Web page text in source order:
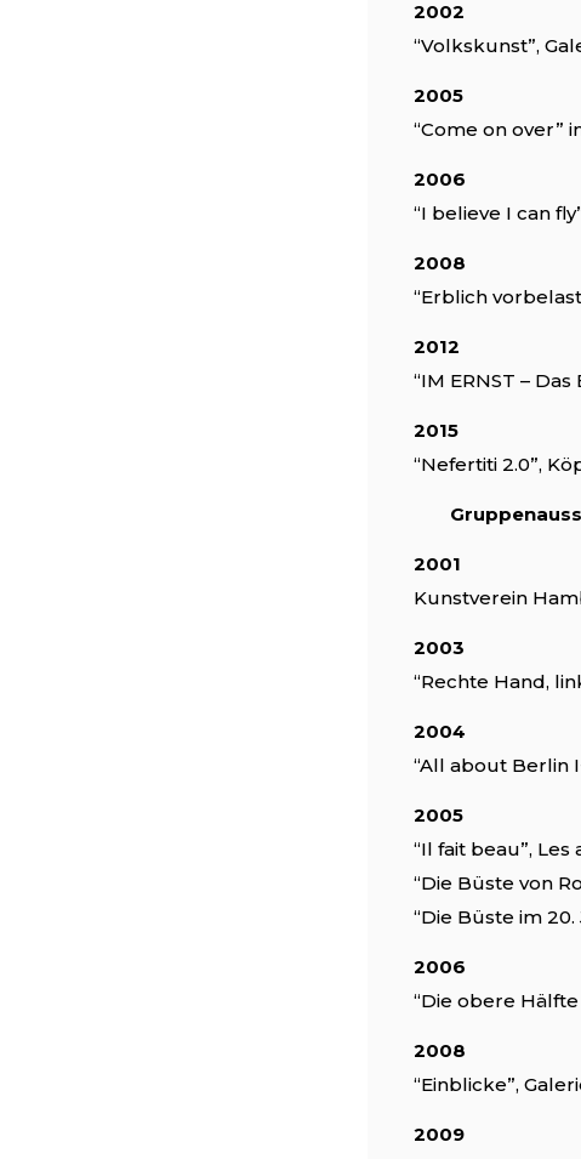
2002
“Volkskunst”,
2005
“Come on over”
2006
“I believe I can
2008
“Erblich
2012
“IM ERNST –
2015
“Nefertiti 2.0”,
2001
Kunstverein
2003
“Rechte Hand,
2004
“All about Berlin
2005
“Il fait beau”,
“Die Büste von
“Die Büste im
2006
“Die obere
2008
“Einblicke”,
2009